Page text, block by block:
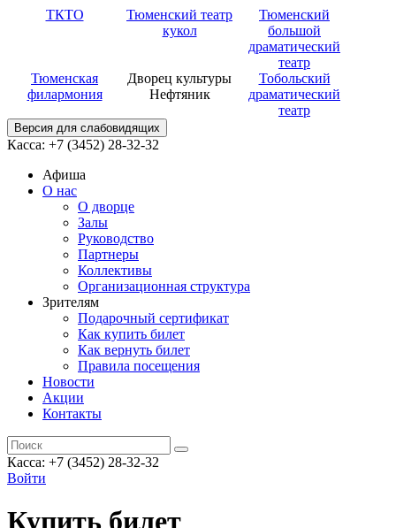
ТКТО
Тюменский театр
кукол
Тюменский
большой
драматический
театр
Тюменская
филармония
Дворец культуры
Нефтяник
Тобольский
драматический
театр
Версия для слабовидящих
Касса: +7 (3452) 28-32-32
Афиша
О нас
О дворце
Залы
Руководство
Партнеры
Коллективы
Организационная структура
Зрителям
Подарочный сертификат
Как купить билет
Как вернуть билет
Правила посещения
Новости
Акции
Контакты
Касса: +7 (3452) 28-32-32
Войти
Купить билет